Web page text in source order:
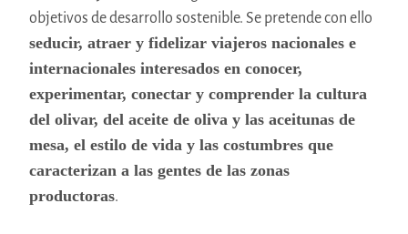
objetivos de desarrollo sostenible. Se pretende con ello
seducir, atraer y fidelizar viajeros nacionales e
internacionales interesados en conocer,
experimentar, conectar y comprender la cultura
del olivar, del aceite de oliva y las aceitunas de
mesa, el estilo de vida y las costumbres que
caracterizan a las gentes de las zonas
productoras.